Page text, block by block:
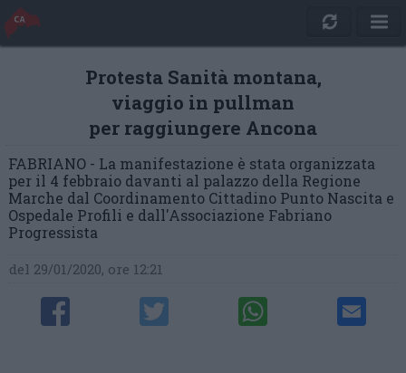
Protesta Sanità montana,
viaggio in pullman
per raggiungere Ancona
FABRIANO - La manifestazione è stata organizzata
per il 4 febbraio davanti al palazzo della Regione
Marche dal Coordinamento Cittadino Punto Nascita e
Ospedale Profili e dall'Associazione Fabriano
Progressista
del 29/01/2020, ore 12:21